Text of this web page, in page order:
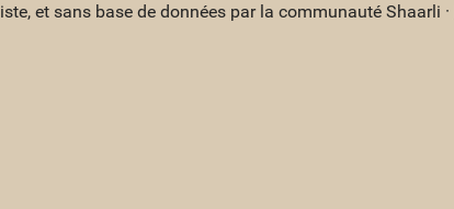
et sans base de données par la communauté Shaarli ·